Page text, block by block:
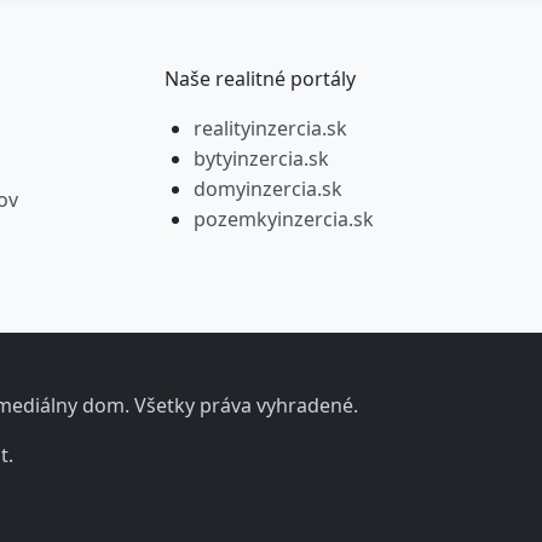
Naše realitné portály
realityinzercia.sk
bytyinzercia.sk
domyinzercia.sk
pozemkyinzercia.sk
dom. Všetky práva vyhradené.